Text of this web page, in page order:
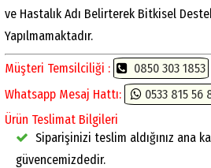
ve Hastalık Adı Belirterek Bitkisel
Yapılmamaktadır.
Müşteri Temsilciliği :
0850 303 1853
Whatsapp Mesaj Hattı:
0533 815 56
Ürün Teslimat Bilgileri
Siparişinizi teslim aldığınız ana
güvencemizdedir.